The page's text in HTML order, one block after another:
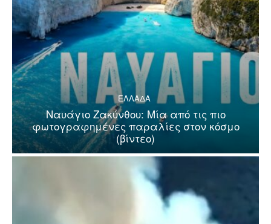
ΕΛΛΑΔΑ
Ναυάγιο Ζακύνθου: Μία από τις πιο
φωτογραφημένες παραλίες στον κόσμο
(βίντεο)